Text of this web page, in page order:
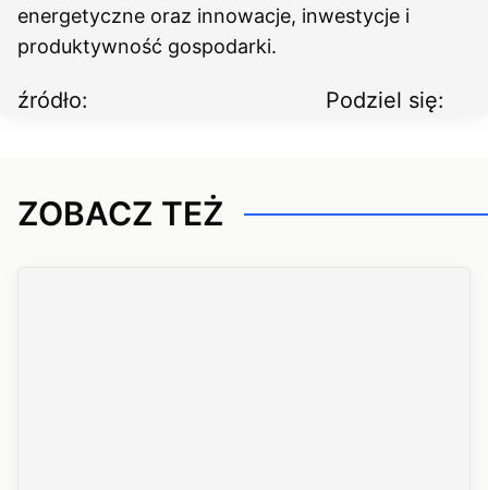
energetyczne oraz innowacje, inwestycje i
produktywność gospodarki.
źródło: Podziel się:
ZOBACZ TEŻ